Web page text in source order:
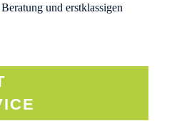
und erstklassigen